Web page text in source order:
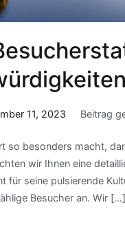
11, 2023 Beitrag
so besonders macht,
wir Ihnen eine
seine pulsierende
Besucher an. Wir […]